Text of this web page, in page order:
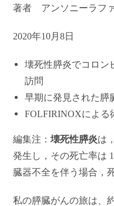
著者 アンソニーラフ
2020年10月8日
壊死性膵炎でコロン
訪問
早期に発見された膵
FOLFIRINOXによる
編集注：壊死性膵炎は
発生し，その死亡率は
臓器不全を伴う場合，
私の膵臓がんの旅は、